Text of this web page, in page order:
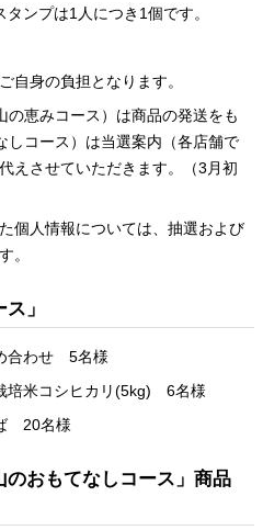
ンプは1人につき1個です。
自身の負担となります。
の恵みコース）は商品の発送をも
しコース）は当選案内（各店舗で
えさせていただきます。（3月初
個人情報については、抽選および
。
」
合わせ 5名様
培米コシヒカリ(5kg) 6名様
20名様
おもてなしコース」商品